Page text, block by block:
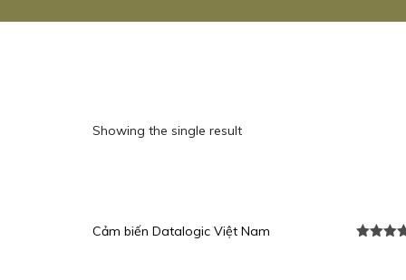
Showing the single result
Cảm biến Datalogic Việt Nam